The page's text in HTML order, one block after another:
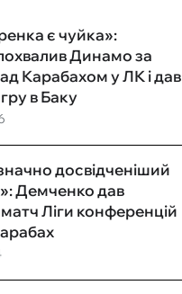
є чуйка»:
Динамо за
Карабахом у ЛК і дав
в Баку
досвідченіший
Демченко дав
Ліги конференцій